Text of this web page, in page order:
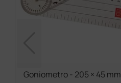
Goniometro - 205 × 45 mm